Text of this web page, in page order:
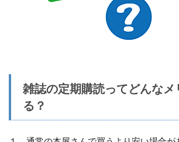
雑誌の定期購読ってどんなメ
る？